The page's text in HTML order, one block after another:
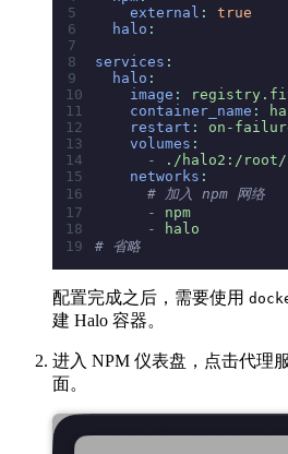
    external
:
true
  halo
:
services :
  halo
:
    image
:
    container_name
:
    restart
:
on-
    volumes
:
      -
./halo2:/root/
    networks
:
      # 加入 npm 网络
      -
npm
      -
halo
# 省略
配置完成之后，需要使用
建 Halo 容器。
进入 NPM 仪表盘，点击代理
面。